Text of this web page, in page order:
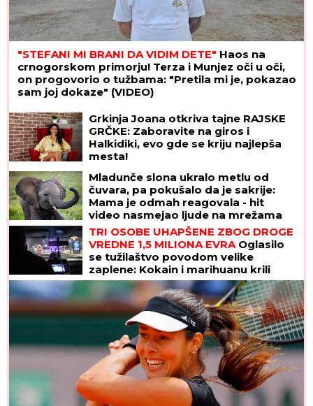
"STEFANI MI BRANI DA VIDIM DETE" Haos na
crnogorskom primorju! Terza i Munjez oči u oči,
on progovorio o tužbama: "Pretila mi je, pokazao
sam joj dokaze" (VIDEO)
Grkinja Joana otkriva tajne RAJSKE
GRČKE: Zaboravite na giros i
Halkidiki, evo gde se kriju najlepša
mesta!
Mladunče slona ukralo metlu od
čuvara, pa pokušalo da je sakrije:
Mama je odmah reagovala - hit
video nasmejao ljude na mrežama
TRI OSOBE UHAPŠENE ZBOG DROGE
VREDNE 1,5 MILIONA EVRA Oglasilo
se tužilaštvo povodom velike
zaplene: Kokain i marihuanu krili
OVDE